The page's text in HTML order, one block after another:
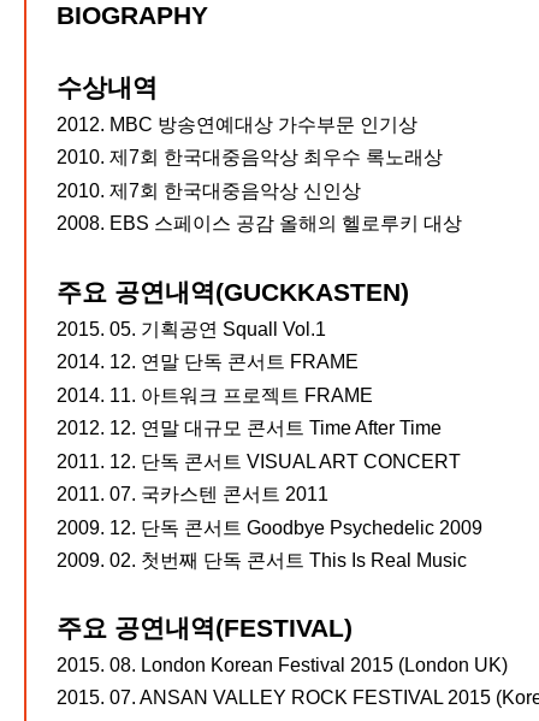
BIOGRAPHY
수상내역
2012. MBC 방송연예대상 가수부문 인기상
2010. 제7회 한국대중음악상 최우수 록노래상
2010. 제7회 한국대중음악상 신인상
2008. EBS 스페이스 공감 올해의 헬로루키 대상
주요 공연내역(GUCKKASTEN)
2015. 05. 기획공연 Squall Vol.1
2014. 12. 연말 단독 콘서트 FRAME
2014. 11. 아트워크 프로젝트 FRAME
2012. 12. 연말 대규모 콘서트 Time After Time
2011. 12. 단독 콘서트 VISUAL ART CONCERT
2011. 07. 국카스텐 콘서트 2011
2009. 12. 단독 콘서트 Goodbye Psychedelic 2009
2009. 02. 첫번째 단독 콘서트 This Is Real Music
주요 공연내역(FESTIVAL)
2015. 08. London Korean Festival 2015 (London UK)
2015. 07. ANSAN VALLEY ROCK FESTIVAL 2015